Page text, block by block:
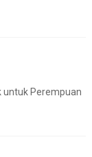
untuk Perempuan